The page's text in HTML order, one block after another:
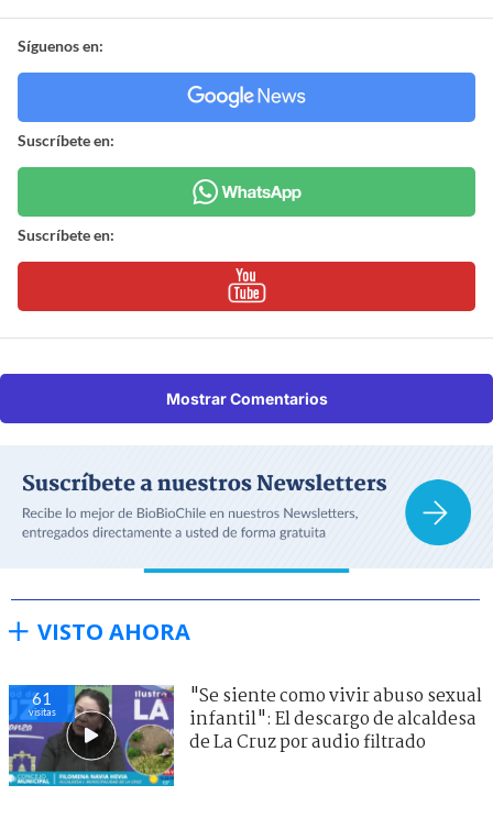
Síguenos en:
Suscríbete en:
Suscríbete en:
Mostrar Comentarios
VISTO AHORA
55
visitas
"Se siente como vivir abuso sexual
infantil": El descargo de alcaldesa
de La Cruz por audio filtrado